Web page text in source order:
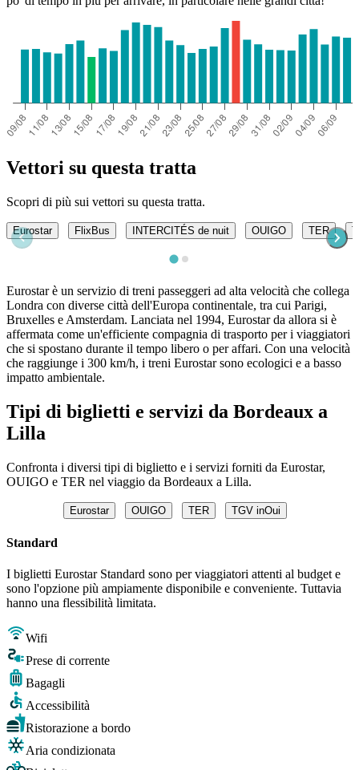
Vettori su questa tratta
Scopri di più sui vettori su questa tratta.
Eurostar FlixBus INTERCITÉS de nuit OUIGO TER
Eurostar è un servizio di treni passeggeri ad alta velocità che collega
Londra con diverse città dell'Europa continentale, tra cui Parigi,
Bruxelles e Amsterdam. Lanciata nel 1994, Eurostar da allora si è
affermata come un'efficiente compagnia di trasporto per i viaggiatori
che si spostano durante il tempo libero o per affari. Con una velocità
che raggiunge i 300 km/h, i treni Eurostar sono ecologici e a basso
impatto ambientale.
Tipi di biglietti e servizi da Bordeaux a
Lilla
Confronta i diversi tipi di biglietto e i servizi forniti da Eurostar,
OUIGO e TER nel viaggio da Bordeaux a Lilla.
Eurostar OUIGO TER TGV inOui
Standard
I biglietti Eurostar Standard sono per viaggiatori attenti al budget e
sono l'opzione più ampiamente disponibile e conveniente. Tuttavia
hanno una flessibilità limitata.
Wifi
Prese di corrente
Bagagli
Accessibilità
Ristorazione a bordo
Aria condizionata